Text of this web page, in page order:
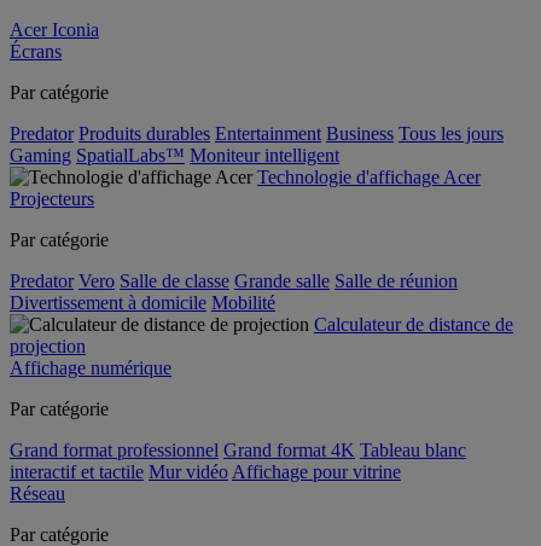
Acer Iconia
Écrans
Par catégorie
Predator Produits durables Entertainment Business Tous les jours
Gaming SpatialLabs™ Moniteur intelligent
Technologie d'affichage Acer
Projecteurs
Par catégorie
Predator Vero Salle de classe Grande salle Salle de réunion
Divertissement à domicile Mobilité
Calculateur de distance de
projection
Affichage numérique
Par catégorie
Grand format professionnel Grand format 4K Tableau blanc
interactif et tactile Mur vidéo Affichage pour vitrine
Réseau
Par catégorie